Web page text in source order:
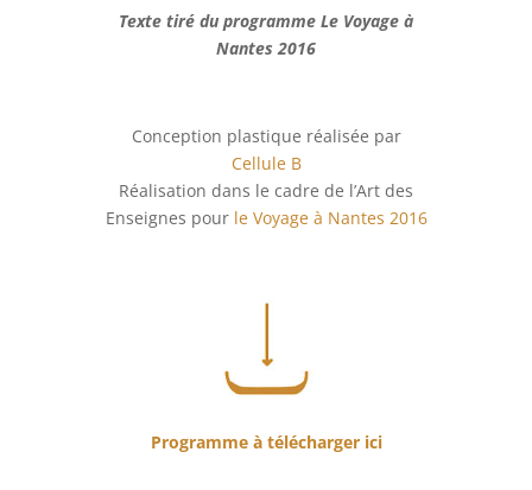
Texte tiré du programme Le Voyage à
Nantes 2016
Conception plastique réalisée par
Cellule B
Réalisation dans le cadre de l’Art des
Enseignes pour le Voyage à Nantes 2016
Programme à télécharger ici